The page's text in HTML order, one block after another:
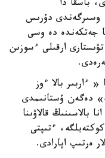
باسقا دا
وسىرگەندى دۇرىس
جەتكەندە دە وسى
ارقىلى ءسوزىن
ءاربىر بالا ءوز
دەگەن ۇستانىمدى
بالاسىنىڭ قالاۋىنا
ءتىپتى
ەرتىپ اپارادى.